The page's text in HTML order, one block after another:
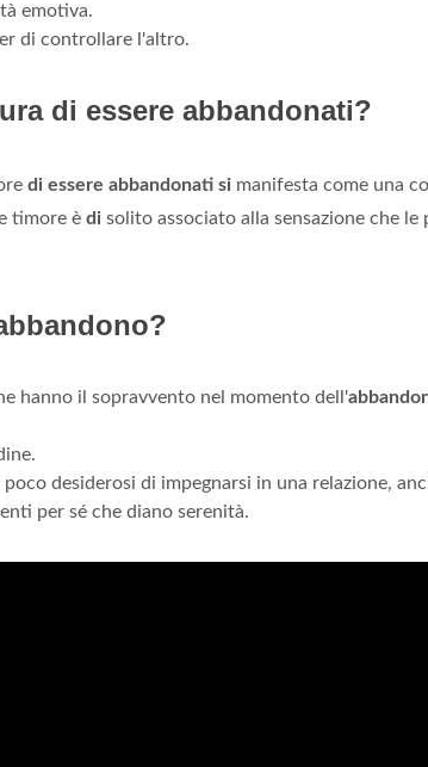
emotiva.
di controllare l'altro.
di essere abbandonati?
di essere abbandonati si manifesta come una
timore è di solito associato alla sensazione che
hanno il sopravvento nel momento dell'
desiderosi di impegnarsi in una relazione,
per sé che diano serenità.